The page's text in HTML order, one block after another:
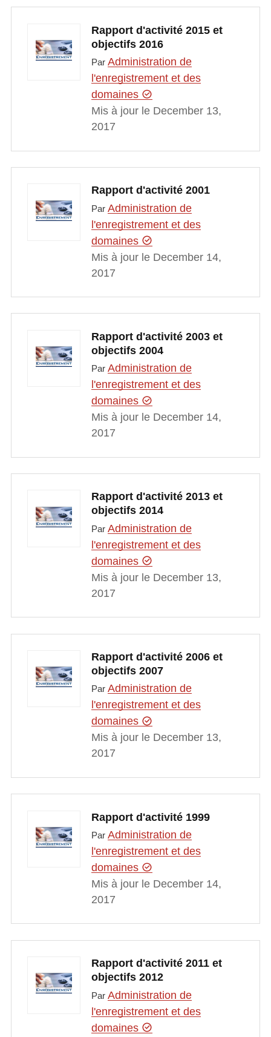
Rapport d'activité 2015 et
objectifs 2016
Par Administration de
l'enregistrement et des
domaines
Mis à jour le December 13,
2017
Rapport d'activité 2001
Par Administration de
l'enregistrement et des
domaines
Mis à jour le December 14,
2017
Rapport d'activité 2003 et
objectifs 2004
Par Administration de
l'enregistrement et des
domaines
Mis à jour le December 14,
2017
Rapport d'activité 2013 et
objectifs 2014
Par Administration de
l'enregistrement et des
domaines
Mis à jour le December 13,
2017
Rapport d'activité 2006 et
objectifs 2007
Par Administration de
l'enregistrement et des
domaines
Mis à jour le December 13,
2017
Rapport d'activité 1999
Par Administration de
l'enregistrement et des
domaines
Mis à jour le December 14,
2017
Rapport d'activité 2011 et
objectifs 2012
Par Administration de
l'enregistrement et des
domaines